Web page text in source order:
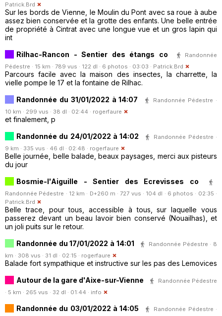
Patrick.Brd
Sur les bords de Vienne, le Moulin du Pont avec sa roue à aube
assez bien conservée et la grotte des enfants. Une belle entrée
de propriété à Cintrat avec une longue vue et un gros lapin qui
int
Rilhac-Rancon - Sentier des étangs co
Randonnée
Pédestre · 15 km · 789 vus · 122 dl · 6 photos · 03:03 · Patrick.Brd
Parcours facile avec la maison des insectes, la charrette, la
vielle pompe le 17 et la fontaine de Rilhac.
Randonnée du 31/01/2022 à 14:07
Randonnée Pédestre ·
10 km · 299 vus · 38 dl · 02:44 · rogerfaure
et finalement, p
Randonnée du 24/01/2022 à 14:02
Randonnée Pédestre ·
9 km · 335 vus · 46 dl · 02:48 · rogerfaure
Belle journée, belle balade, beaux paysages, merci aux pisteurs
du jour
Bosmie-l'Aiguille - Sentier des Ecrevisses co
Randonnée Pédestre · 12 km · D+260 m · 727 vus · 104 dl · 6 photos · 02:35 ·
Patrick.Brd
Belle trace, pour tous, accessible à tous, sur laquelle vous
passerez devant un beau lavoir bien conservé (Nouailhas), et
un joli puits sur le retour.
Randonnée du 17/01/2022 à 14:01
Randonnée Pédestre · 8
km · 308 vus · 31 dl · 02:15 · rogerfaure
Balade fort sympathique et instructive sur les pas des Lemovices
Autour de la gare d'Aixe-sur-Vienne
Randonnée Pédestre
· 5 km · 265 vus · 32 dl · 01:44 · info
Randonnée du 03/01/2022 à 14:05
Randonnée Pédestre ·